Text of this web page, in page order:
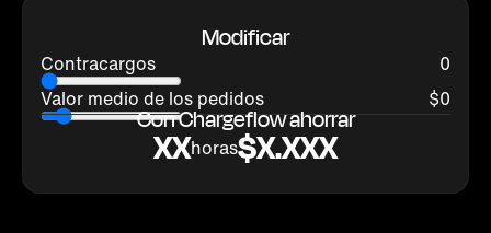
Modificar
Contracargos
0
Valor medio de los pedidos
$0
Con Chargeflow ahorrar
XXhoras$X.XXX